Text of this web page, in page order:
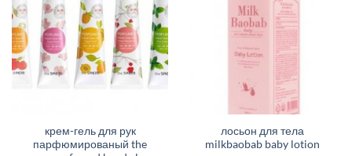
крем-гель для рук
парфюмированый the
лосьон для тела
milkbaobab baby lotion